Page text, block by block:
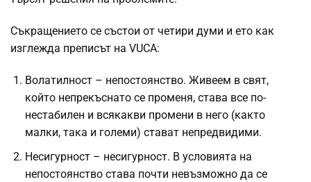
Съкращението се състои от четири думи и ето как
изглежда преписът на VUCA:
Волатилност – непостоянство. Живеем в свят,
който непрекъснато се променя, става все по-
нестабилен и всякакви промени в него (както
малки, така и големи) стават непредвидими.
Несигурност – несигурност. В условията на
непостоянство става почти невъзможно да се